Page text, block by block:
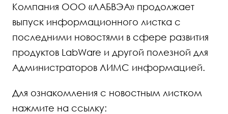
Компания ООО «ЛАБВЭА» продолжает
выпуск информационного листка с
последними новостями в сфере развития
продуктов LabWare и другой полезной для
Администраторов ЛИМС информацией.
Для ознакомления с новостным листком
нажмите на ссылку: